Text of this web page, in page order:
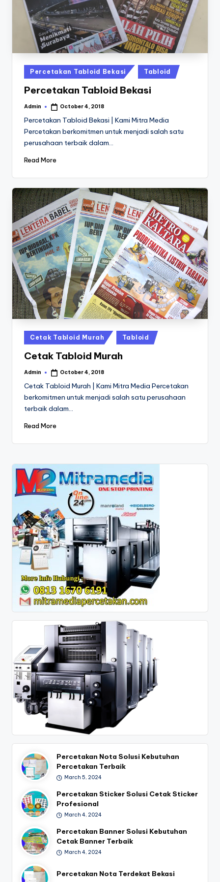
-
1
6
7
0
-
6
1
9
Posted
in
Percetakan Tabloid Bekasi Tabloid
Percetakan Tabloid Bekasi
Posted
Admin October 4, 2018
Percetakan Tabloid Bekasi | Kami Mitra Media
Percetakan berkomitmen untuk menjadi salah satu
perusahaan terbaik dalam…
Read More
Posted
in
Cetak Tabloid Murah Tabloid
Cetak Tabloid Murah
Posted
Admin October 4, 2018
Cetak Tabloid Murah | Kami Mitra Media Percetakan
berkomitmen untuk menjadi salah satu perusahaan
terbaik dalam…
Read More
Percetakan Nota Solusi Kebutuhan
Percetakan Terbaik
March 5, 2024
Percetakan Sticker Solusi Cetak Sticker
Profesional
March 4, 2024
Percetakan Banner Solusi Kebutuhan
Cetak Banner Terbaik
March 4, 2024
Percetakan Nota Terdekat Bekasi